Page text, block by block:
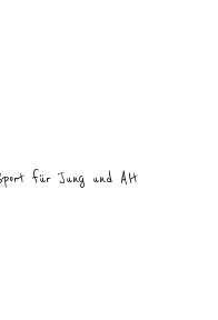
für Jung und Alt